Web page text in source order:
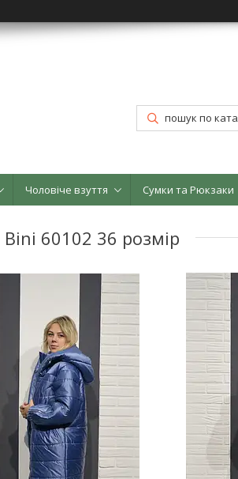
Чоловіче взуття Сумки та Рюкзаки
60102 36 розмір